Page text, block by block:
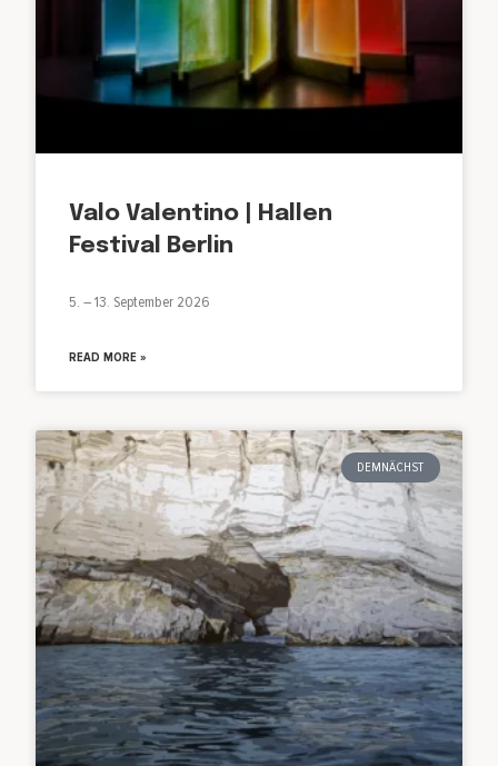
Valo Valentino | Hallen
Festival Berlin
5. – 13. September 2026
READ MORE »
DEMNÄCHST